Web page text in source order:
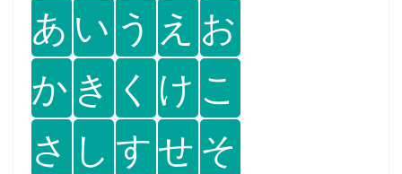
あ い う え お
か き く け こ
さ し すせ そ